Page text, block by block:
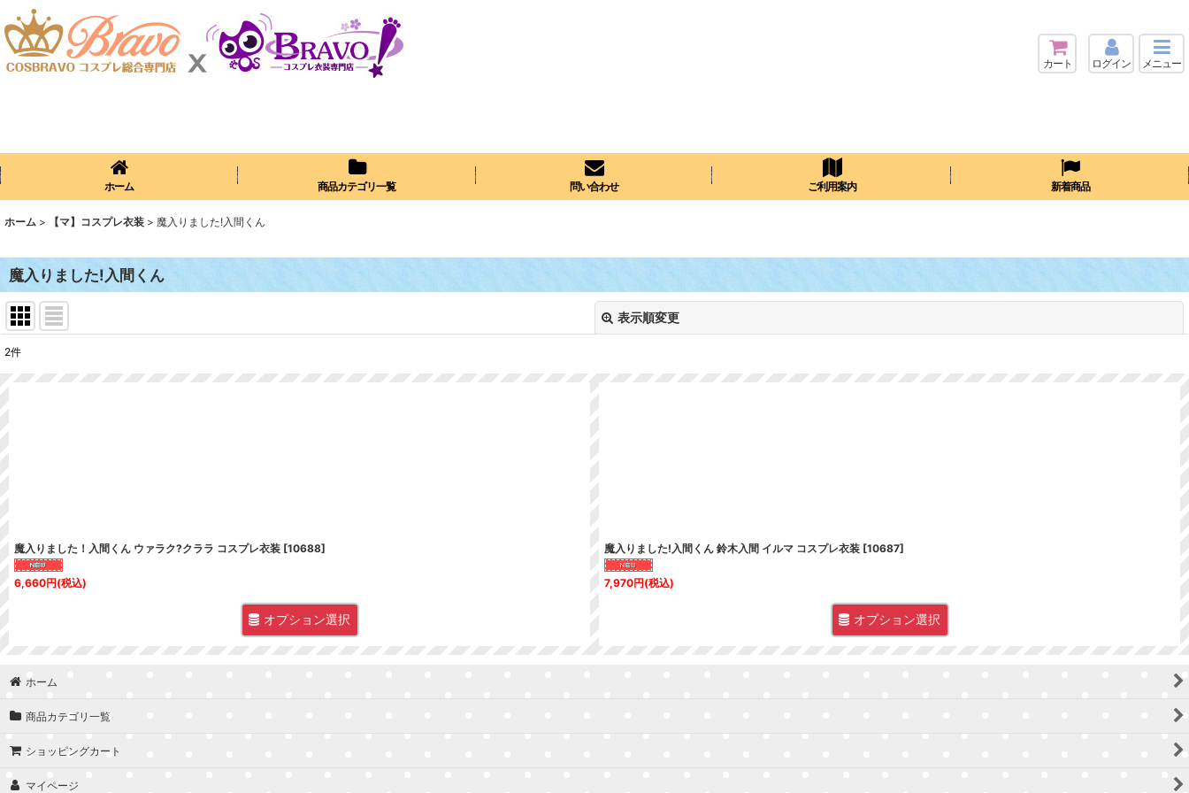
カート ログイン メニュー
ホーム 商品カテゴリ一覧 問い合わせ ご利用案内 新着商品
ホーム > 【マ】コスプレ衣装 > 魔入りました!入間くん
魔入りました!入間くん
表示順変更
2件
魔入りました！入間くん ウァラク?クララ コスプレ衣装 [10688]
6,660円(税込)
オプション選択
魔入りました!入間くん 鈴木入間 イルマ コスプレ衣装 [10687]
7,970円(税込)
オプション選択
ホーム
商品カテゴリ一覧
ショッピングカート
マイページ